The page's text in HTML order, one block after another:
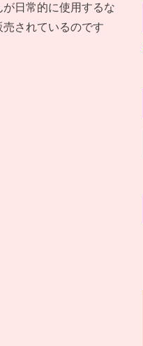
日常的に使用するな
されているのです